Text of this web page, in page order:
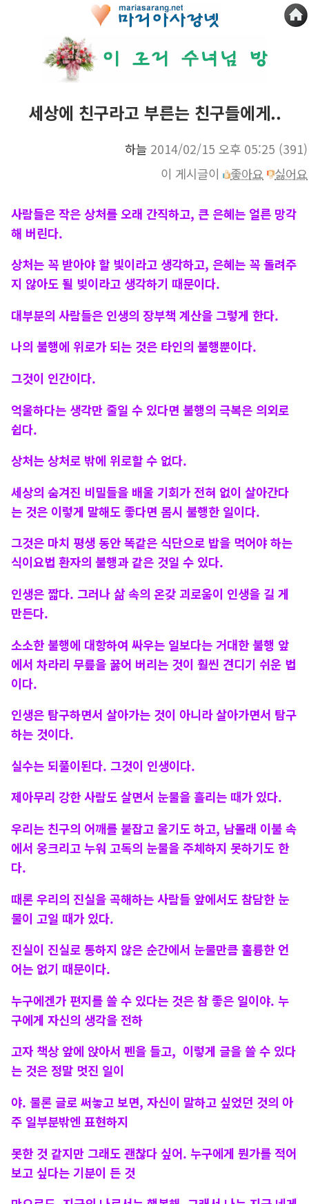
세상에 친구라고 부른는 친구들에게..
하늘 2014/02/15 오후 05:25 (391)
이 게시글이
좋아요 싫어요
사람들은 작은 상처를 오래 간직하고, 큰 은혜는 얼른 망각
해 버린다.
상처는 꼭 받아야 할 빛이라고 생각하고, 은혜는 꼭 돌려주
지 않아도 될 빚이라고 생각하기 때문이다.
대부분의 사람들은 인생의 장부책 계산을 그렇게 한다.
나의 불행에 위로가 되는 것은 타인의 불행뿐이다.
그것이 인간이다.
억울하다는 생각만 줄일 수 있다면 불행의 극복은 의외로
쉽다.
상처는 상처로 밖에 위로할 수 없다.
세상의 숨겨진 비밀들을 배울 기회가 전혀 없이 살아간다
는 것은 이렇게 말해도 좋다면 몹시 불행한 일이다.
그것은 마치 평생 동안 똑같은 식단으로 밥을 먹어야 하는
식이요법 환자의 불행과 같은 것일 수 있다.
인생은 짧다. 그러나 삶 속의 온갖 괴로움이 인생을 길 게
만든다.
소소한 불행에 대항하여 싸우는 일보다는 거대한 불행 앞
에서 차라리 무릎을 꿇어 버리는 것이 훨씬 견디기 쉬운 법
이다.
인생은 탐구하면서 살아가는 것이 아니라 살아가면서 탐구
하는 것이다.
실수는 되풀이된다. 그것이 인생이다.
제아무리 강한 사람도 살면서 눈물을 흘리는 때가 있다.
우리는 친구의 어깨를 붙잡고 울기도 하고, 남몰래 이불 속
에서 웅크리고 누워 고독의 눈물을 주체하지 못하기도 한
다.
때론 우리의 진실을 곡해하는 사람들 앞에서도 참담한 눈
물이 고일 때가 있다.
진실이 진실로 통하지 않은 순간에서 눈물만큼 훌륭한 언
어는 없기 때문이다.
누구에겐가 편지를 쓸 수 있다는 것은 참 좋은 일이야. 누
구에게 자신의 생각을 전하
고자 책상 앞에 앉아서 펜을 들고, 이렇게 글을 쓸 수 있다
는 것은 정말 멋진 일이
야. 물론 글로 써놓고 보면, 자신이 말하고 싶었던 것의 아
주 일부분밖엔 표현하지
못한 것 같지만 그래도 괜찮다 싶어. 누구에게 뭔가를 적어
보고 싶다는 기분이 든 것